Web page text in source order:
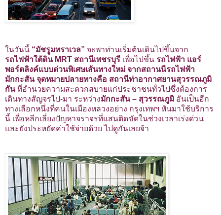
ในวันนี้ “มัชรูมทราเวล” จะพาท่านเริ่มต้นเดินไปขึ้นจาก
รถไฟฟ้าใต้ดิน MRT สถานีเพชรบุรี เพื่อไปขึ้น รถไฟฟ้า แอร์
พอร์ตลิงค์แบบด่วนพิเศษเส้นทางใหม่ จากสถานนีรถไฟฟ้า
มักกะสัน จุดหมายปลายทางคือ สถานีท่าอากาศยานสุวรรณภูมิ
กัน ที่อำนวยความสะดวกสบายแก่ประชาชนทั่วไปซึ่งต้องการ
เดินทางสัญจรไป-มา ระหว่างมักกะสัน – สุวรรณภูมิ อันเป็นอีก
ทางเลือกหนึ่งที่คนในเมืองหลวงอย่าง กรุงเทพฯ หันมาใช้บริการ
นี้ เพื่อหลีกเลี่ยงปัญหาจราจรที่แสนติดขัดในช่วงเวลาเร่งด่วน
และยังประหยัดค่าใช้จ่ายด้วย ไปดูกันเลยจ้า